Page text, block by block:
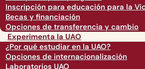
Inscripción para educación para la
Becas y financiación
Opciones de transferencia y cambio
Experimenta la UAO
¿Por qué estudiar en la UAO?
Opciones de internacionalización
Laboratorios UAO